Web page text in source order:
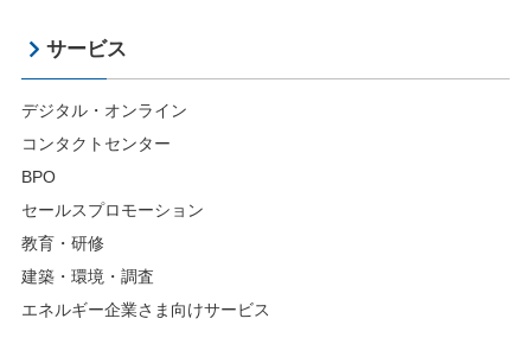
サービス
デジタル・オンライン
コンタクトセンター
BPO
セールスプロモーション
教育・研修
建築・環境・調査
エネルギー企業さま向けサービス